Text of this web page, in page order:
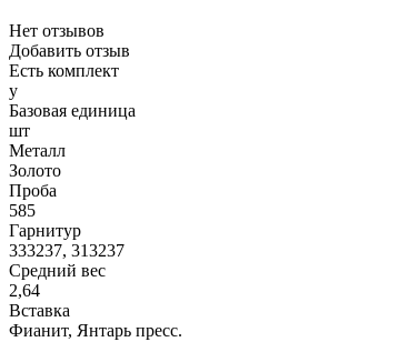
Нет отзывов
Добавить отзыв
Есть комплект
y
Базовая единица
шт
Металл
Золото
Проба
585
Гарнитур
333237, 313237
Средний вес
2,64
Вставка
Фианит, Янтарь пресс.